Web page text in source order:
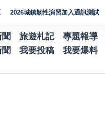
鎮韌性演習加入通訊測試 NCC行
旅遊札記 專題報導
我要投稿 我要爆料